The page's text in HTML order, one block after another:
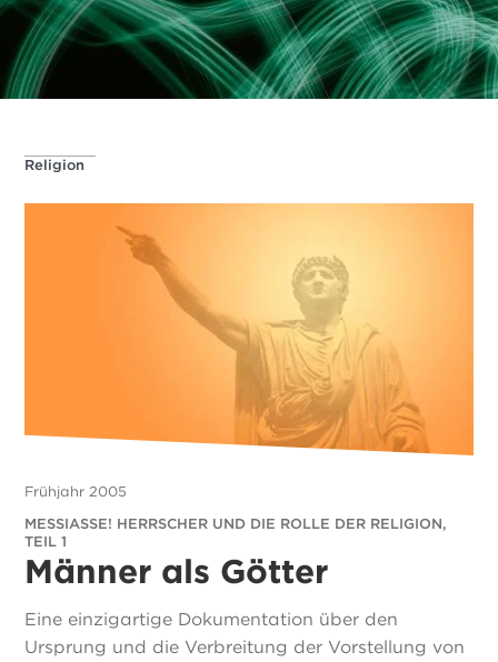
Religion
Frühjahr 2005
MESSIASSE! HERRSCHER UND DIE ROLLE DER RELIGION,
TEIL 1
Männer als Götter
Eine einzigartige Dokumentation über den
Ursprung und die Verbreitung der Vorstellung von